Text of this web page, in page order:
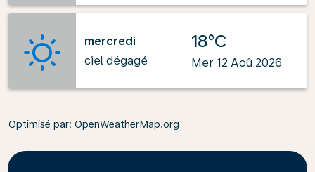
mercredi
ciel dégagé
18°C
Mer 12 Aoû 2026
Optimisé par: OpenWeatherMap.org